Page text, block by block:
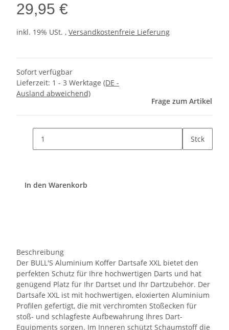
29,95 €
inkl. 19% USt. , Versandkostenfreie Lieferung
Sofort verfügbar
Lieferzeit: 1 - 3 Werktage (DE -
Ausland abweichend)
Frage zum Artikel
Stck
In den Warenkorb
Beschreibung
Der BULL'S Aluminium Koffer Dartsafe XXL bietet den
perfekten Schutz für Ihre hochwertigen Darts und hat
genügend Platz für Ihr Dartset und Ihr Dartzubehör. Der
Dartsafe XXL ist mit hochwertigen, eloxierten Aluminium
Profilen gefertigt, die mit verchromten Stoßecken für
stoß- und schlagfeste Aufbewahrung Ihres Dart-
Equipments sorgen. Im Inneren schützt Schaumstoff die